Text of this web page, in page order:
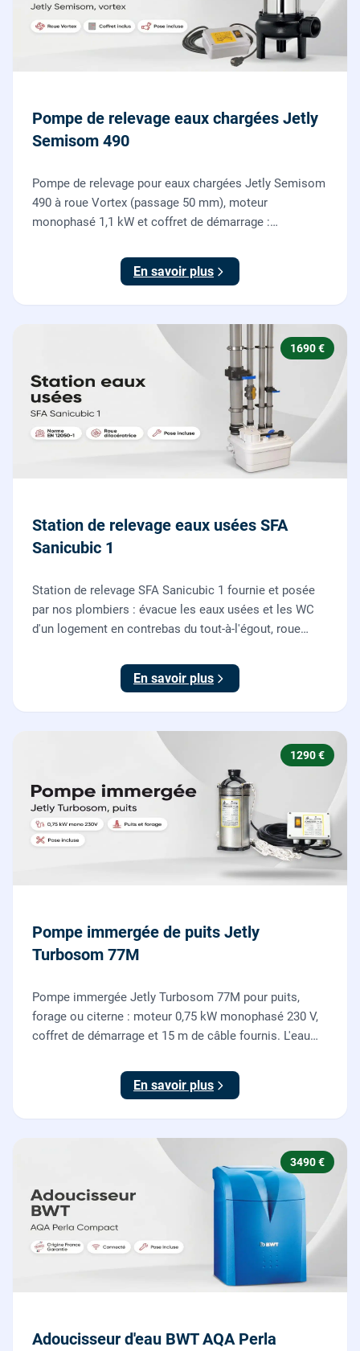
Pompe de relevage eaux chargées Jetly
Semisom 490
Pompe de relevage pour eaux chargées Jetly Semisom
490 à roue Vortex (passage 50 mm), moteur
monophasé 1,1 kW et coffret de démarrage :
fournie et posée par nos plombiers.
En savoir plus
1690 €
Station de relevage eaux usées SFA
Sanicubic 1
Station de relevage SFA Sanicubic 1 fournie et posée
par nos plombiers : évacue les eaux usées et les WC
d'un logement en contrebas du tout-à-l'égout, roue
En savoir plus
1290 €
Pompe immergée de puits Jetly
Turbosom 77M
Pompe immergée Jetly Turbosom 77M pour puits,
forage ou citerne : moteur 0,75 kW monophasé 230 V,
coffret de démarrage et 15 m de câble fournis. L'eau
et posée par nos plombiers.
En savoir plus
3490 €
Adoucisseur d'eau BWT AQA Perla